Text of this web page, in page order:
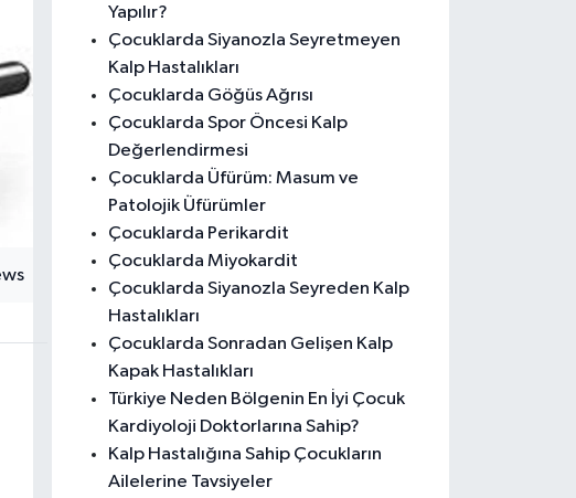
Yapılır?
Çocuklarda Siyanozla Seyretmeyen
Kalp Hastalıkları
Çocuklarda Göğüs Ağrısı
Çocuklarda Spor Öncesi Kalp
Değerlendirmesi
Çocuklarda Üfürüm: Masum ve
Patolojik Üfürümler
Çocuklarda Perikardit
Çocuklarda Miyokardit
Çocuklarda Siyanozla Seyreden Kalp
Hastalıkları
Çocuklarda Sonradan Gelişen Kalp
Kapak Hastalıkları
Türkiye Neden Bölgenin En İyi Çocuk
Kardiyoloji Doktorlarına Sahip?
Kalp Hastalığına Sahip Çocukların
Ailelerine Tavsiyeler